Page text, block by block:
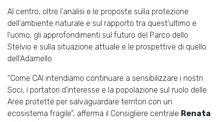
Al centro, oltre l'analisi e le proposte sulla protezione
dell'ambiente naturale e sul rapporto tra quest'ultimo e
l'uomo, gli approfondimenti sul futuro del Parco dello
Stelvio e sulla situazione attuale e le prospettive di quello
dell'Adamello.
“Come CAI intendiamo continuare a sensibilizzare i nostri
Soci, i portatori d'interesse e la popolazione sul ruolo delle
Aree protette per salvaguardare territori con un
ecosistema fragile”, afferma il Consigliere centrale Renata